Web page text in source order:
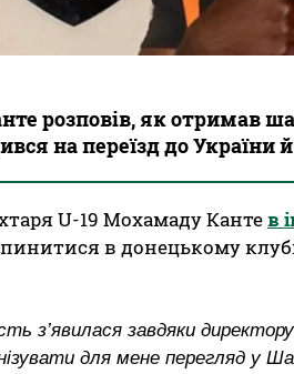
розповів, як отримав
на переїзд до України
U-19 Мохамаду Кантев
в донецькому
з’явилася завдяки
для мене перегляд у